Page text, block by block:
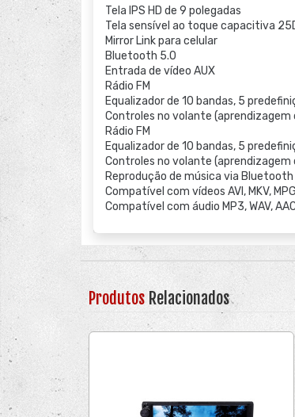
Tela IPS HD de 9 polegadas
Tela sensível ao toque capacitiva
Mirror Link para celular
Bluetooth 5.0
Entrada de vídeo AUX
Rádio FM
Equalizador de 10 bandas, 5
Controles no volante (aprendizagem
Rádio FM
Equalizador de 10 bandas, 5
Controles no volante (aprendizagem
Reprodução de música via Bluetooth
Compatível com vídeos AVI, MKV,
Compatível com áudio MP3, WAV,
Produtos Relacionados